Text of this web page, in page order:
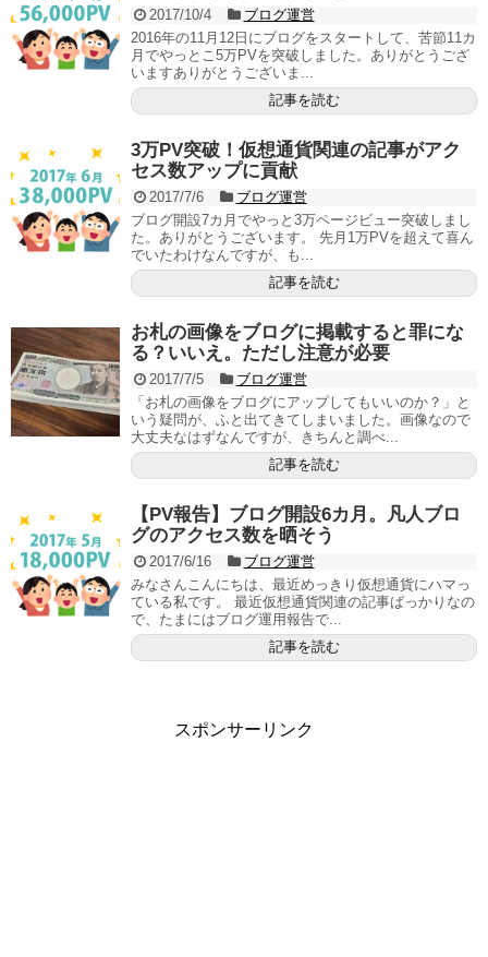
2017/10/4
ブログ運営
2016年の11月12日にブログをスタートして、苦節11カ
月でやっとこ5万PVを突破しました。ありがとうござ
いますありがとうございま...
記事を読む
3万PV突破！仮想通貨関連の記事がアク
セス数アップに貢献
2017/7/6
ブログ運営
ブログ開設7カ月でやっと3万ページビュー突破しまし
た。ありがとうございます。 先月1万PVを超えて喜ん
でいたわけなんですが、も...
記事を読む
お札の画像をブログに掲載すると罪にな
る？いいえ。ただし注意が必要
2017/7/5
ブログ運営
「お札の画像をブログにアップしてもいいのか？」と
いう疑問が、ふと出てきてしまいました。画像なので
大丈夫なはずなんですが、きちんと調べ...
記事を読む
【PV報告】ブログ開設6カ月。凡人ブロ
グのアクセス数を晒そう
2017/6/16
ブログ運営
みなさんこんにちは、最近めっきり仮想通貨にハマっ
ている私です。 最近仮想通貨関連の記事ばっかりなの
で、たまにはブログ運用報告で...
記事を読む
スポンサーリンク